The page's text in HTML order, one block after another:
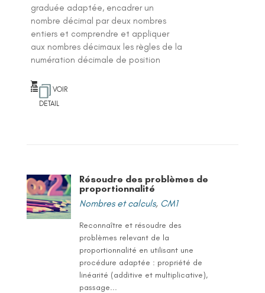
graduée adaptée, encadrer un
nombre décimal par deux nombres
entiers et comprendre et appliquer
aux nombres décimaux les règles de la
numération décimale de position
VOIR
DETAIL
Résoudre des problèmes de
proportionnalité
Nombres et calculs, CM1
Reconnaître et résoudre des
problèmes relevant de la
proportionnalité en utilisant une
procédure adaptée : propriété de
linéarité (additive et multiplicative),
passage...